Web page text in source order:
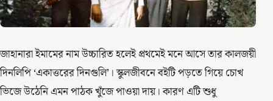
জাহানারা ইমামের নাম উচ্চারিত হলেই প্রথমেই মনে আসে তার কালজয়ী
দিনলিপি ‘একাত্তরের দিনগুলি’। স্কুলজীবনে বইটি পড়তে গিয়ে চোখ
ভিজে উঠেনি এমন পাঠক খুঁজে পাওয়া দায়। কারণ এটি শুধু